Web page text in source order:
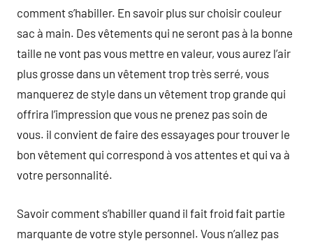
comment s’habiller. En savoir plus sur choisir couleur
sac à main. Des vêtements qui ne seront pas à la bonne
taille ne vont pas vous mettre en valeur, vous aurez l’air
plus grosse dans un vêtement trop très serré, vous
manquerez de style dans un vêtement trop grande qui
offrira l’impression que vous ne prenez pas soin de
vous. il convient de faire des essayages pour trouver le
bon vêtement qui correspond à vos attentes et qui va à
votre personnalité.
Savoir comment s’habiller quand il fait froid fait partie
marquante de votre style personnel. Vous n’allez pas